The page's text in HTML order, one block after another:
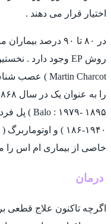
اختیار قرار می دهند .
در ۸۰ تا ۹۰ درصد
خاصی از بیماری ام اس را
درمان
اگرچه تاکنون علاج قطعی